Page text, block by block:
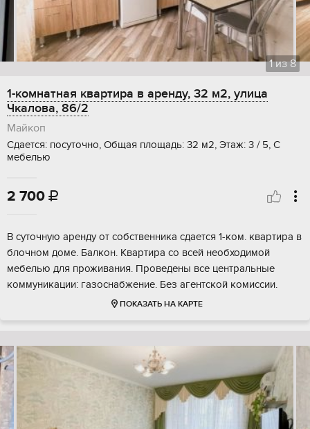
1из8
1-комнатная квартира в аренду, 32 м2, улица
Чкалова, 86/2
Майкоп
Сдается: посуточно, Общая площадь: 32 м2, Этаж: 3 / 5, С
мебелью
2 700 
В суточную аренду от собственника сдается 1-ком. квартира в
блочном доме. Балкон. Квартира со всей необходимой
мебелью для проживания. Проведены все центральные
коммуникации: газоснабжение. Без агентской комиссии.
ПОКАЗАТЬ НА КАРТЕ